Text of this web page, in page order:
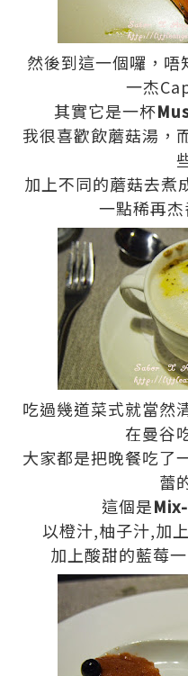
然後到這一個囉，
一杰
其實它是一杯
我很喜歡飲蘑菇湯，
加上不同的蘑菇去煮
一點稀再
吃過幾道菜式就當然
在曼谷
大家都是把晚餐吃了
蕾
這個是
以橙汁,柚子汁,加
加上酸甜的藍莓